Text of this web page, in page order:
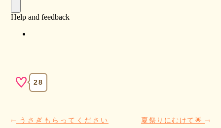
28
うさぎもらってください
夏祭りにむけて🌟